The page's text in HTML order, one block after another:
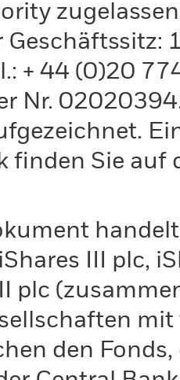
Geschäftssitz:
+ 44 (0)20
Nr.
finden Sie auf
III plc,
plc
den